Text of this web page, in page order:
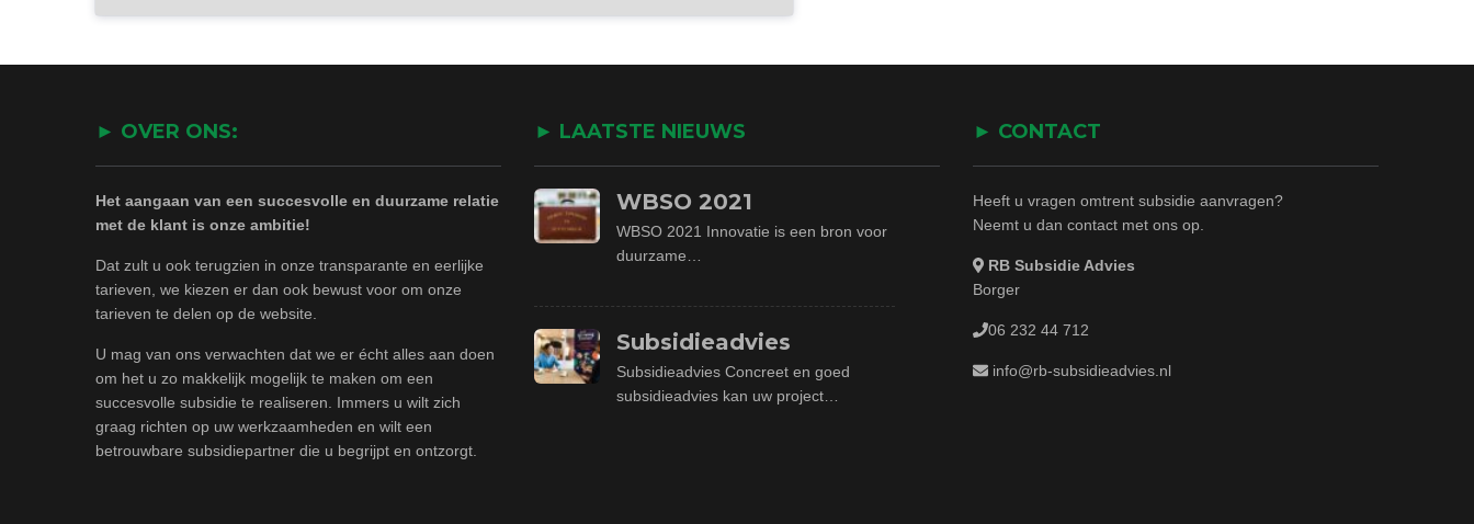
► OVER ONS:
Het aangaan van een succesvolle en duurzame relatie
met de klant is onze ambitie!
Dat zult u ook terugzien in onze transparante en eerlijke
tarieven, we kiezen er dan ook bewust voor om onze
tarieven te delen op de website.
U mag van ons verwachten dat we er écht alles aan doen
om het u zo makkelijk mogelijk te maken om een
succesvolle subsidie te realiseren. Immers u wilt zich
graag richten op uw werkzaamheden en wilt een
betrouwbare subsidiepartner die u begrijpt en ontzorgt.
► LAATSTE NIEUWS
WBSO 2021
WBSO 2021 Innovatie is een bron voor
duurzame…
Subsidieadvies
Subsidieadvies Concreet en goed
subsidieadvies kan uw project…
► CONTACT
Heeft u vragen omtrent subsidie aanvragen?
Neemt u dan contact met ons op.
RB Subsidie Advies
Borger
06 232 44 712
info@rb-subsidieadvies.nl